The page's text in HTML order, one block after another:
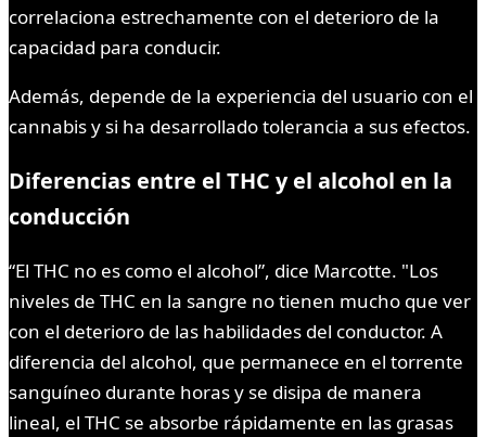
correlaciona estrechamente con el deterioro de la
capacidad para conducir.
Además, depende de la experiencia del usuario con el
cannabis y si ha desarrollado tolerancia a sus efectos.
Diferencias entre el THC y el alcohol en la
conducción
“El THC no es como el alcohol”, dice Marcotte. "Los
niveles de THC en la sangre no tienen mucho que ver
con el deterioro de las habilidades del conductor. A
diferencia del alcohol, que permanece en el torrente
sanguíneo durante horas y se disipa de manera
lineal, el THC se absorbe rápidamente en las grasas